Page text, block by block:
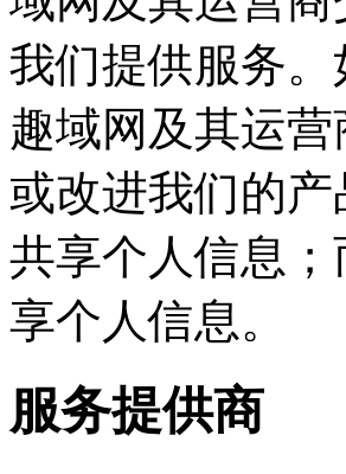
我们提供服务
趣域网及其运
或改进我们的
共享个人信息
享个人信息。
服务提供商